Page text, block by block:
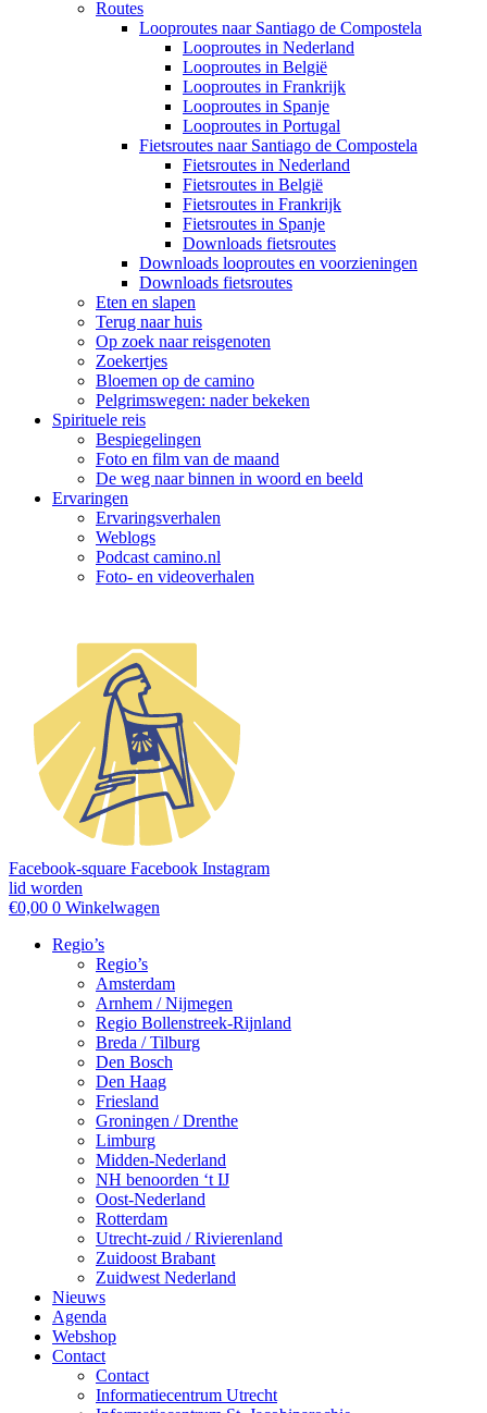
Routes
Looproutes naar Santiago de Compostela
Looproutes in Nederland
Looproutes in België
Looproutes in Frankrijk
Looproutes in Spanje
Looproutes in Portugal
Fietsroutes naar Santiago de Compostela
Fietsroutes in Nederland
Fietsroutes in België
Fietsroutes in Frankrijk
Fietsroutes in Spanje
Downloads fietsroutes
Downloads looproutes en voorzieningen
Downloads fietsroutes
Eten en slapen
Terug naar huis
Op zoek naar reisgenoten
Zoekertjes
Bloemen op de camino
Pelgrimswegen: nader bekeken
Spirituele reis
Bespiegelingen
Foto en film van de maand
De weg naar binnen in woord en beeld
Ervaringen
Ervaringsverhalen
Weblogs
Podcast camino.nl
Foto- en videoverhalen
Facebook-square Facebook Instagram
lid worden
€0,00 0 Winkelwagen
Regio’s
Regio’s
Amsterdam
Arnhem / Nijmegen
Regio Bollenstreek-Rijnland
Breda / Tilburg
Den Bosch
Den Haag
Friesland
Groningen / Drenthe
Limburg
Midden-Nederland
NH benoorden ‘t IJ
Oost-Nederland
Rotterdam
Utrecht-zuid / Rivierenland
Zuidoost Brabant
Zuidwest Nederland
Nieuws
Agenda
Webshop
Contact
Contact
Informatiecentrum Utrecht